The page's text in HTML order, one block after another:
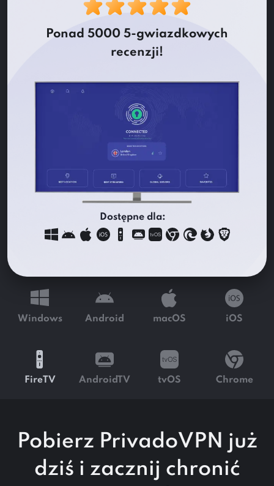
Ponad 5000 5-gwiazdkowych
recenzji!
Dostępne dla:
Windows Android macOS iOS
FireTV AndroidTV tvOS Chrome
Pobierz PrivadoVPN już
dziś i zacznij chronić